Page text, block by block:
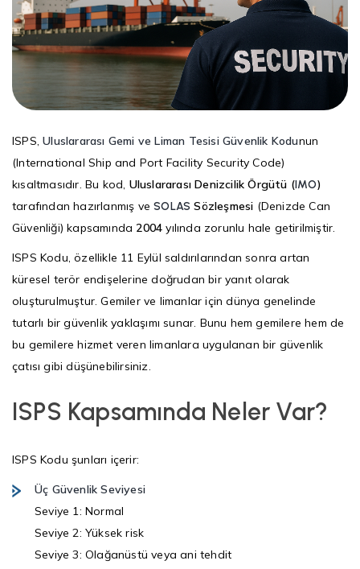
ISPS,Uluslararası Gemi ve Liman Tesisi Güvenlik Kodunun
(International Ship and Port Facility Security Code)
kısaltmasıdır. Bu kod, Uluslararası Denizcilik Örgütü (IMO)
tarafından hazırlanmış veSOLAS Sözleşmesi (Denizde Can
Güvenliği) kapsamında 2004 yılında zorunlu hale getirilmiştir.
ISPS Kodu, özellikle 11 Eylül saldırılarından sonra artan
küresel terör endişelerine doğrudan bir yanıt olarak
oluşturulmuştur. Gemiler ve limanlar için dünya genelinde
tutarlı bir güvenlik yaklaşımı sunar. Bunu hem gemilere hem de
bu gemilere hizmet veren limanlara uygulanan bir güvenlik
çatısı gibi düşünebilirsiniz.
ISPS Kapsamında Neler Var?
ISPS Kodu şunları içerir:
Üç Güvenlik Seviyesi
Seviye 1: Normal
Seviye 2: Yüksek risk
Seviye 3: Olağanüstü veya ani tehdit